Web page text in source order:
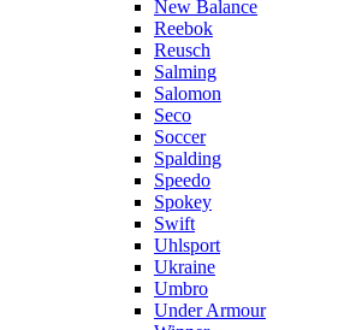
New Balance
Reebok
Reusch
Salming
Salomon
Seco
Soccer
Spalding
Speedo
Spokey
Swift
Uhlsport
Ukraine
Umbro
Under Armour